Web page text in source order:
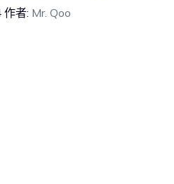
作者: Mr. Qoo